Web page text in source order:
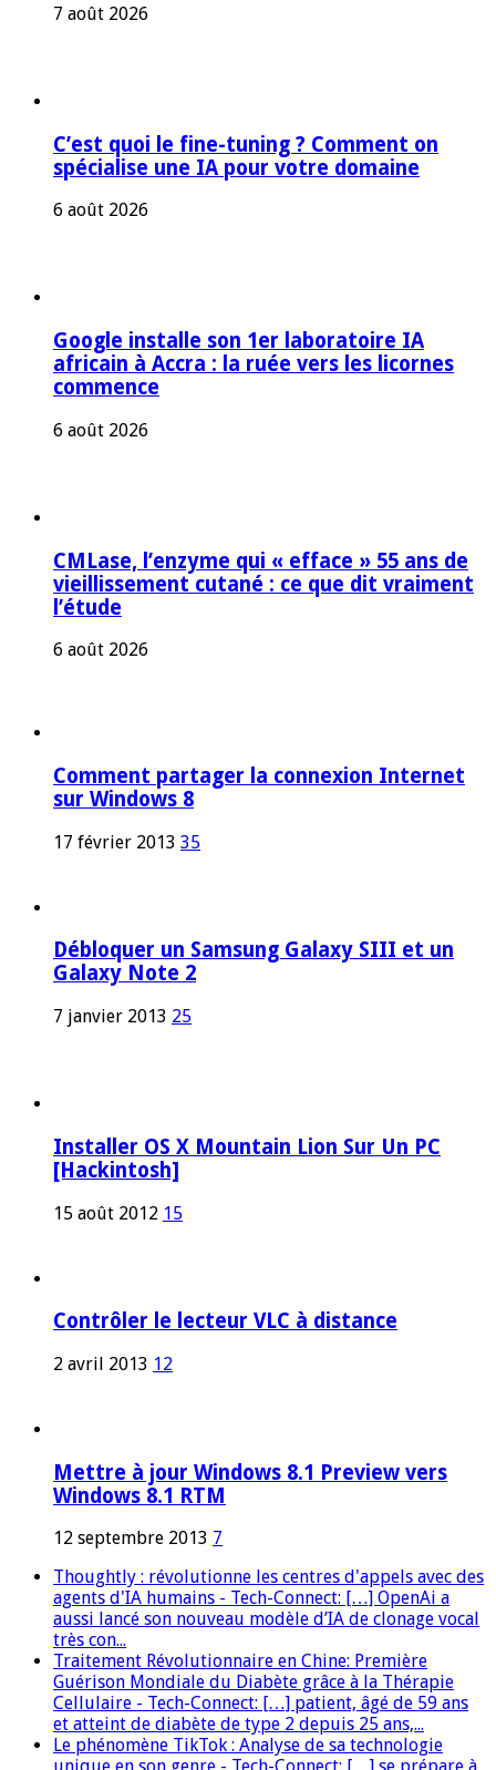
7 août 2026
C’est quoi le fine-tuning ? Comment on
spécialise une IA pour votre domaine
6 août 2026
Google installe son 1er laboratoire IA
africain à Accra : la ruée vers les licornes
commence
6 août 2026
CMLase, l’enzyme qui « efface » 55 ans de
vieillissement cutané : ce que dit vraiment
l’étude
6 août 2026
Comment partager la connexion Internet
sur Windows 8
17 février 2013 35
Débloquer un Samsung Galaxy SIII et un
Galaxy Note 2
7 janvier 2013 25
Installer OS X Mountain Lion Sur Un PC
[Hackintosh]
15 août 2012 15
Contrôler le lecteur VLC à distance
2 avril 2013 12
Mettre à jour Windows 8.1 Preview vers
Windows 8.1 RTM
12 septembre 2013 7
Thoughtly : révolutionne les centres d'appels avec des
agents d'IA humains - Tech-Connect: […] OpenAi a
aussi lancé son nouveau modèle d’IA de clonage vocal
très con...
Traitement Révolutionnaire en Chine: Première
Guérison Mondiale du Diabète grâce à la Thérapie
Cellulaire - Tech-Connect: […] patient, âgé de 59 ans
et atteint de diabète de type 2 depuis 25 ans,...
Le phénomène TikTok : Analyse de sa technologie